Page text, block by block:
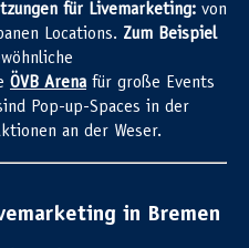
für Livemarketing: von
Locations. Zum Beispiel
ÖVB Arena für große Events
Pop-up-Spaces in der
an der Weser.
in Bremen